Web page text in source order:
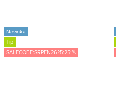
Novinka
Tip
SALECODE:SRPEN2625:25:%